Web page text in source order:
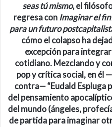
seas tú mismo, el
regresa conImaginar el
para un futuro
cómo el colapso ha
excepción para
cotidiano. Mezclando y
pop y crítica social, en él —
contra—“Eudald Espluga
del pensamiento
del mundo (ángeles,
de partida para imaginar